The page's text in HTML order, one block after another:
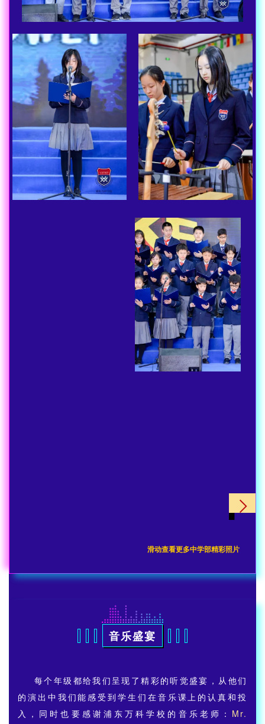
滑动查看更多中学部精彩照片
音乐盛宴
每个年级都给我们呈现了精彩的听觉盛宴，从他们
的演出中我们能感受到学生们在音乐课上的认真和投
入，同时也要感谢浦东万科学校的音乐老师： Mr.